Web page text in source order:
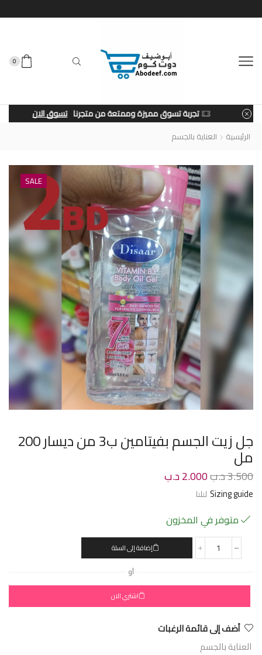
0
تجربة تسوق مميزة وممتعة من متجرنا تسوق الان
الرئيسية العناية بالجسم
SALE
جل زيت الجسم بفيتامين ب3 من ديسار 200
مل
3.500د.ب2.000د.ب
Sizing guide
متوفر في المخزون
إضافة إلى السلة
أو
اشتري الان
أضف إلى قائمة الرغبات
العناية بالجسم